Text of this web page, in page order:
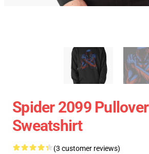
Spider 2099 Pullover
Sweatshirt
(3 customer reviews)